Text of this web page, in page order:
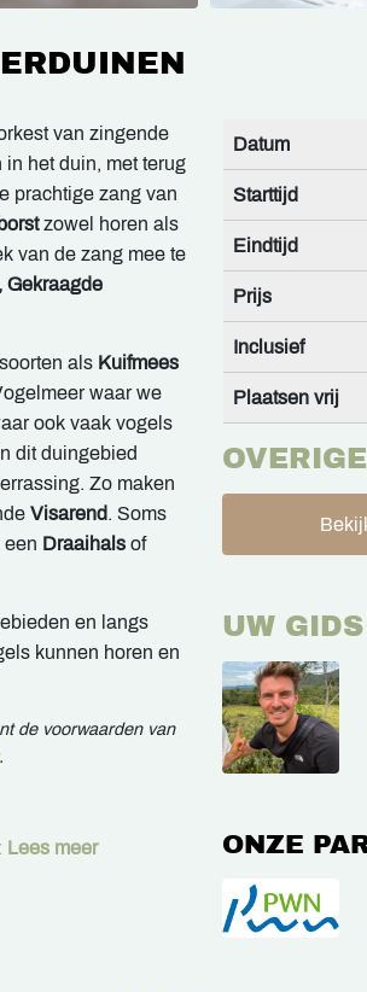
van zingende
het duin, met terug
prachtige zang van
zowel horen als
van de zang mee te
Gekraagde
als Kuifmees
waar we
ook vaak vogels
dit duingebied
Zo maken
Visarend. Soms
een Draaihals of
en langs
kunnen horen en
de voorwaarden van
.
Lees meer
Datum
Starttijd
Eindtijd
Prijs
Inclusief
Plaatsen vrij
UW GIDS
ONZE